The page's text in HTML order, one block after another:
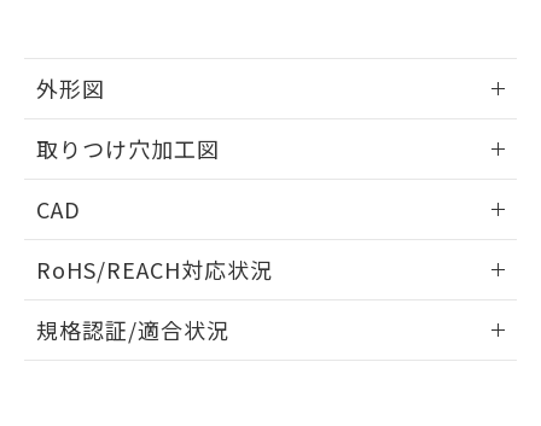
外形図
取りつけ穴加工図
CAD
ドすることができます。
ログイン/会員登録
RoHS/REACH対応状況
EU RoHS 注意事項・凡例
規格認証/適合状況
品・サービスに関するお客様との取
をご了承ください。
※当社の共同利用者とは、
下記の非含有証明書をダウンロードするこ
とができます。
EU RoHS指令（10物質）の非含有証明書
51物質の非含有証明書（当社基準）
※本証明書は発行日時点で非含有を証明す
ものではありません。
また、RoHS指令のフタル酸エステル類４
物質の対応では、対応完了までの期間は出
欄に対応日を記載しておりました。
既に当社にて対応品への在庫切替を完了